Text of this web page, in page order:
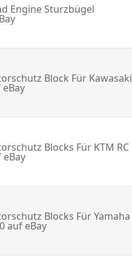
Engine Sturzbügel
Block Für Kawasaki
Blocks Für KTM RC
eBay
Blocks Für Yamaha
auf eBay